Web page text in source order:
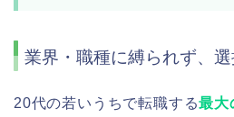
業界・職種に縛られず、
20代の若いうちで転職する最大